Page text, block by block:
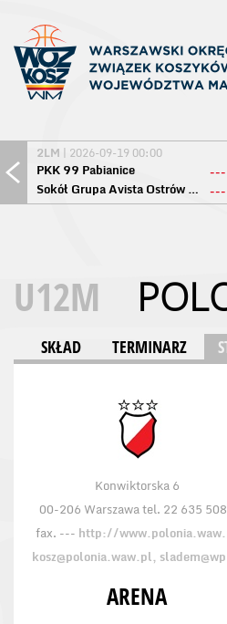
2LM | 2026-09-19 00:00
PKK 99 Pabianice
---
Sokół Grupa Avista Ostrów Maz. ---
U12M
SKŁAD TERMINARZ
Konwiktorska 6
00-206 Warszawa tel. 22 635
fax. --- http://
kosz@polonia.waw.pl,
ARENA